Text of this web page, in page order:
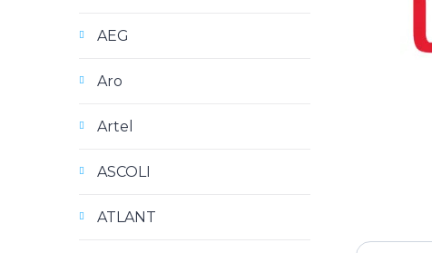
AEG
Aro
Artel
ASCOLI
ATLANT